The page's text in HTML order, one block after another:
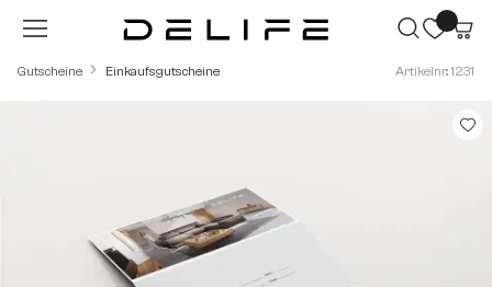
Zum Hauptinhalt springen
Gutscheine Einkaufsgutscheine Artikelnr.: 1231